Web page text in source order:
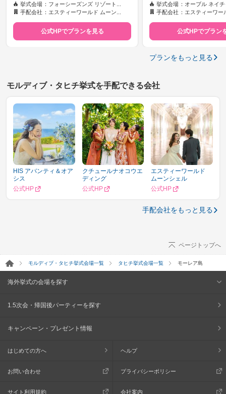
挙式会場
フォーシーズンズ リゾート...
手配会社
エスティーワールド ムーン...
公式HPでプランを見る
挙式会場
オーブル ネイ
手配会社
エスティーワー
公式HPでプラン
プランをもっと見る
モルディブ・タヒチ挙式を手配できる会社
HIS アバンティ＆オア
シス
公式HP
クチュールナオコウエ
ディング
公式HP
エスティーワールド
ムーンシェル
公式HP
手配会社をもっと見る
ページトップへ
モルディブ・タヒチ挙式会場一覧 タヒチ挙式会場一覧 モーレア島
海外挙式の会場を探す
1.5次会・帰国後パーティーを探す
キャンペーン・プレゼント情報
はじめての方へ ヘルプ
お問い合わせ プライバシーポリシー
サイト利用規約 会社案内